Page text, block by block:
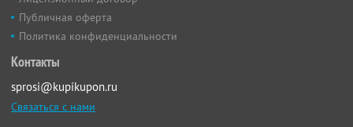
Публичная оферта
Политика конфиденциальности
Контакты
sprosi@kupikupon.ru
Связаться с нами